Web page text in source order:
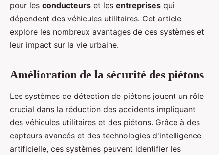
pour les conducteurs et les entreprises qui
dépendent des véhicules utilitaires. Cet article
explore les nombreux avantages de ces systèmes et
leur impact sur la vie urbaine.
Amélioration de la sécurité des piétons
Les systèmes de détection de piétons jouent un rôle
crucial dans la réduction des accidents impliquant
des véhicules utilitaires et des piétons. Grâce à des
capteurs avancés et des technologies d'intelligence
artificielle, ces systèmes peuvent identifier les